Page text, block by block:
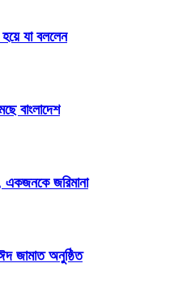
যা বললেন
বাংলাদেশ
একজনকে জরিমানা
জামাত অনুষ্ঠিত